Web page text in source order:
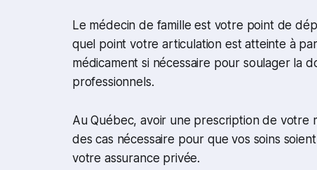
Le médecin de famille est votre point de
quel point votre articulation est atteinte à
médicament si nécessaire pour soulager la
professionnels.
Au Québec, avoir une prescription de votre
des cas nécessaire pour que vos soins
votre assurance privée.